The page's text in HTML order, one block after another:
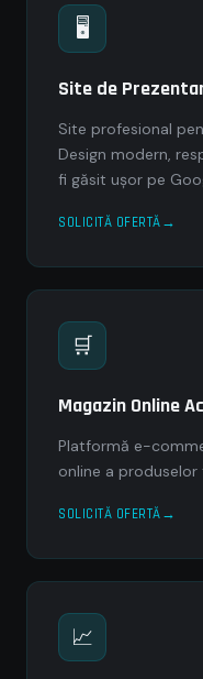
🖥
Site de
Site profesional
Design modern,
fi găsit ușor pe
SOLICITĂ OFERTĂ
🛒
Magazin Online
Platformă e-
online a produselor
SOLICITĂ OFERTĂ
📈